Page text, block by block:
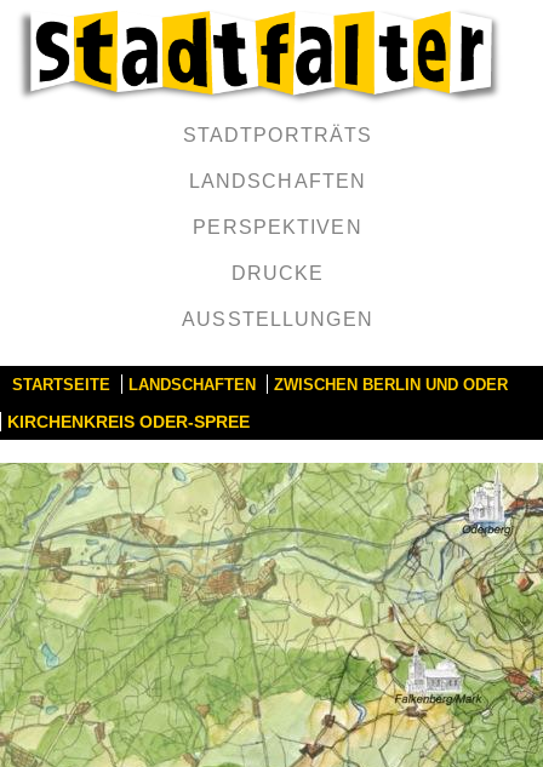
STADTPORTRÄTS
LANDSCHAFTEN
PERSPEKTIVEN
DRUCKE
AUSSTELLUNGEN
STARTSEITE LANDSCHAFTEN ZWISCHEN BERLIN UND ODER
KIRCHENKREIS ODER-SPREE